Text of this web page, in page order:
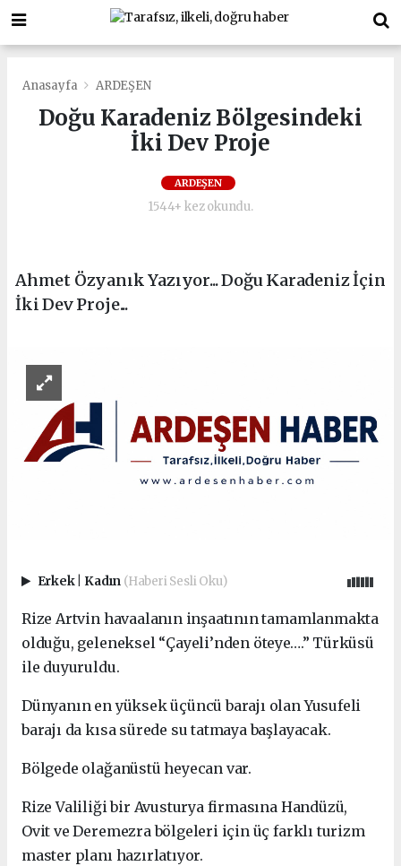
Anasayfa ARDEŞEN
Doğu Karadeniz Bölgesindeki
İki Dev Proje
ARDEŞEN
1544+ kez okundu.
Ahmet Özyanık Yazıyor... Doğu Karadeniz İçin
İki Dev Proje...
Erkek Kadın (Haberi Sesli Oku)
Rize Artvin havaalanın inşaatının tamamlanmakta
olduğu, geleneksel “Çayeli’nden öteye….” Türküsü
ile duyuruldu.
Dünyanın en yüksek üçüncü barajı olan Yusufeli
barajı da kısa sürede su tatmaya başlayacak.
Bölgede olağanüstü heyecan var.
Rize Valiliği bir Avusturya firmasına Handüzü,
Ovit ve Deremezra bölgeleri için üç farklı turizm
master planı hazırlatıyor.